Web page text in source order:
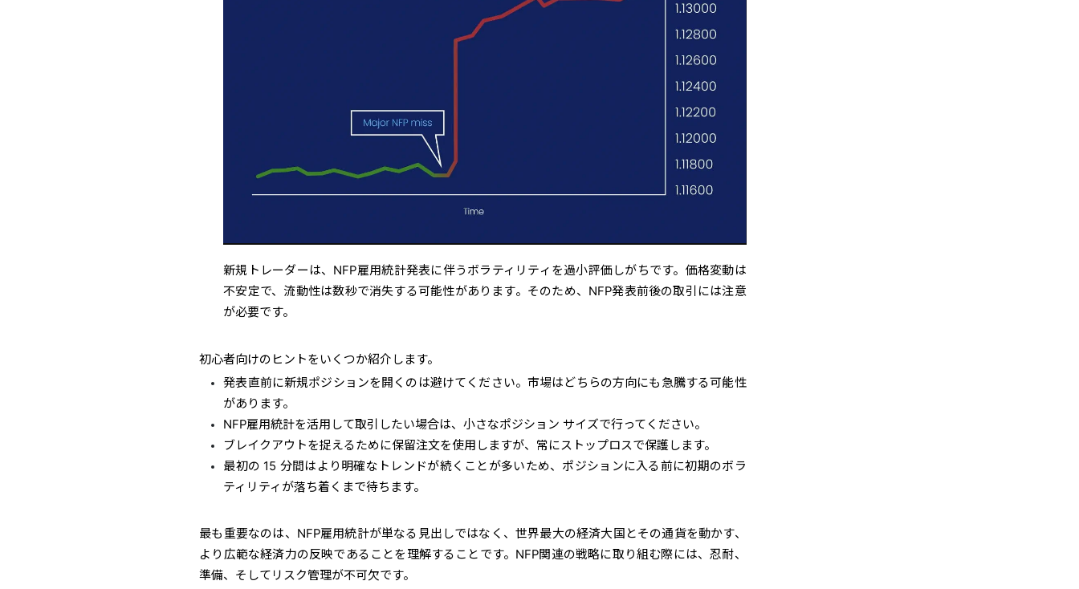
新規トレーダーは、NFP雇用統計発表に伴うボラティリティを過小評価しがちです。価格変動は
不安定で、流動性は数秒で消失する可能性があります。そのため、NFP発表前後の取引には注意
が必要です。
初心者向けのヒントをいくつか紹介します。
発表直前に新規ポジションを開くのは避けてください。市場はどちらの方向にも急騰する可能性
があります。
NFP雇用統計を活用して取引したい場合は、小さなポジション サイズで行ってください。
ブレイクアウトを捉えるために保留注文を使用しますが、常にストップロスで保護します。
最初の 15 分間はより明確なトレンドが続くことが多いため、ポジションに入る前に初期のボラ
ティリティが落ち着くまで待ちます。
最も重要なのは、NFP雇用統計が単なる見出しではなく、世界最大の経済大国とその通貨を動かす、
より広範な経済力の反映であることを理解することです。NFP関連の戦略に取り組む際には、忍耐、
準備、そしてリスク管理が不可欠です。